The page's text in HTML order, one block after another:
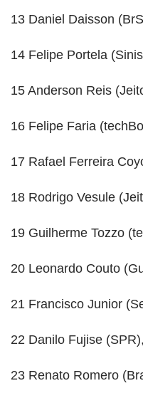
13 Daniel Daisson
14 Felipe Portela
15 Anderson Reis
16 Felipe Faria
17 Rafael Ferreira
18 Rodrigo Vesule
19 Guilherme Tozzo
20 Leonardo Couto
21 Francisco Junior
22 Danilo Fujise
23 Renato Romero